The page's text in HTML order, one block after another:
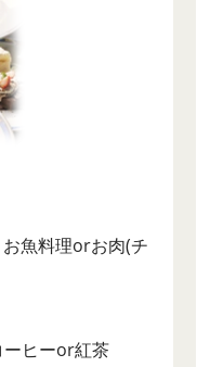
魚料理orお肉(チ
ヒーor紅茶